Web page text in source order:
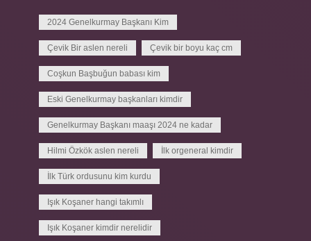
2024 Genelkurmay Başkanı Kim
Çevik Bir aslen nereli Çevik bir boyu kaç cm
Coşkun Başbuğun babası kim
Eski Genelkurmay başkanları kimdir
Genelkurmay Başkanı maaşı 2024 ne kadar
Hilmi Özkök aslen nereli İlk orgeneral kimdir
İlk Türk ordusunu kim kurdu
Işık Koşaner hangi takımlı
Işık Koşaner kimdir nerelidir